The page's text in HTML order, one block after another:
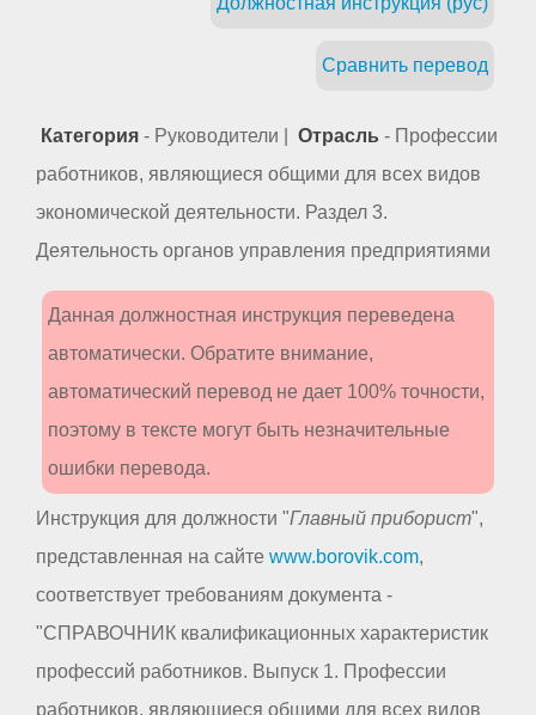
Сравнить перевод
Категория - Руководители | Отрасль - Профессии
работников, являющиеся общими для всех видов
экономической деятельности. Раздел 3.
Деятельность органов управления предприятиями
Данная должностная инструкция переведена
автоматически. Обратите внимание,
автоматический перевод не дает 100% точности,
поэтому в тексте могут быть незначительные
ошибки перевода.
Инструкция для должности "Главный приборист",
представленная на сайте www.borovik.com,
соответствует требованиям документа -
"СПРАВОЧНИК квалификационных характеристик
профессий работников. Выпуск 1. Профессии
работников, являющиеся общими для всех видов